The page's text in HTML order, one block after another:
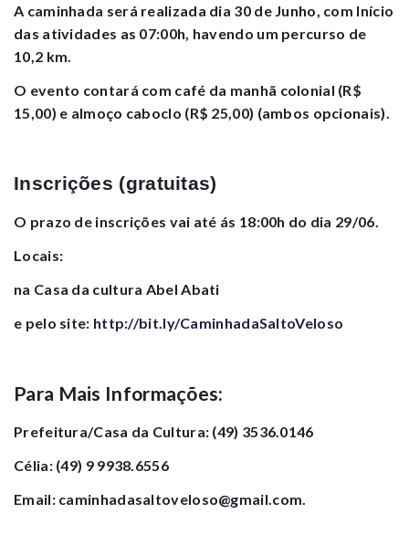
A caminhada será realizada dia 30 de Junho, com Início
das atividades as 07:00h, havendo um percurso de
10,2 km.
O evento contará com café da manhã colonial (R$
15,00) e almoço caboclo (R$ 25,00) (ambos opcionais).
Inscrições (gratuitas)
O prazo de inscrições vai até ás 18:00h do dia 29/06.
Locais:
na Casa da cultura Abel Abati
e pelo site: http://bit.ly/CaminhadaSaltoVeloso
Para Mais Informações:
Prefeitura/Casa da Cultura: (49) 3536.0146
Célia: (49) 9 9938.6556
Email: caminhadasaltoveloso@gmail.com.